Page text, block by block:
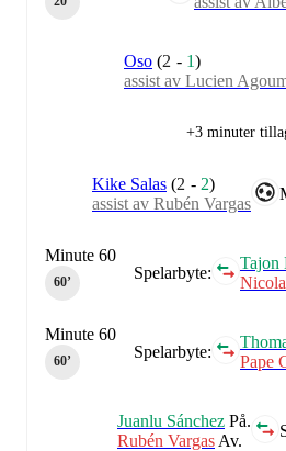
Oso (2 - 1)
assist av Lucien
+3 minuter
Kike Salas (2 - 2)
assist av Rubén Vargas
Spelarbyte:
Tajon
Minute 60
60‎’‎
Spelarbyte:
Pape
Minute 60
60‎’‎
Juanlu Sánchez På.
Rubén Vargas Av.